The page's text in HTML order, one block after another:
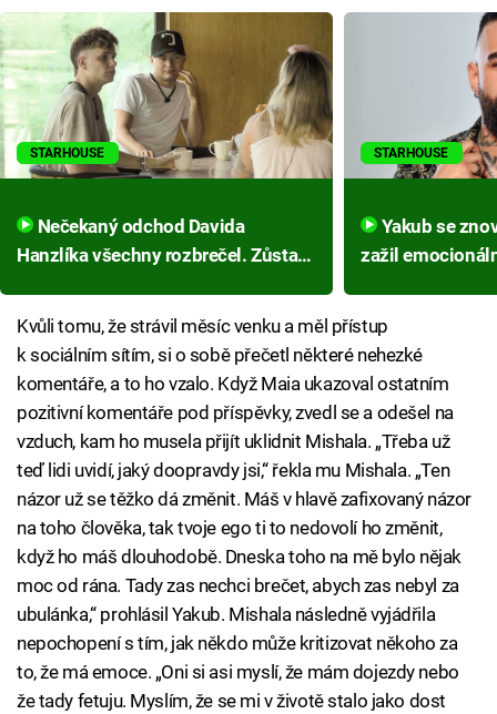
STARHOUSE
Hanzlíka všechny rozbrečel. Zůstali
STARHOUSE
zažil
Kvůli tomu, že strávil měsíc venku a měl přístup
k sociálním sítím, si o sobě přečetl některé nehezké
komentáře, a to ho vzalo. Když Maia ukazoval ostatním
pozitivní komentáře pod příspěvky, zvedl se a odešel na
vzduch, kam ho musela přijít uklidnit Mishala. „Třeba už
teď lidi uvidí, jaký doopravdy jsi,“ řekla mu Mishala. „Ten
názor už se těžko dá změnit. Máš v hlavě zafixovaný názor
na toho člověka, tak tvoje ego ti to nedovolí ho změnit,
když ho máš dlouhodobě. Dneska toho na mě bylo nějak
moc od rána. Tady zas nechci brečet, abych zas nebyl za
ubulánka,“ prohlásil Yakub. Mishala následně vyjádřila
nepochopení s tím, jak někdo může kritizovat někoho za
to, že má emoce. „Oni si asi myslí, že mám dojezdy nebo
že tady fetuju. Myslím, že se mi v životě stalo jako dost